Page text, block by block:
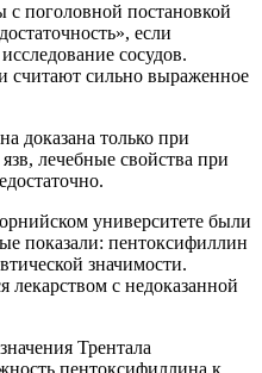
с поголовной постановкой
если
сосудов.
сильно выраженное
доказана только при
лечебные свойства при
университете были
показали: пентоксифиллин
значимости.
лекарством с недоказанной
Трентала